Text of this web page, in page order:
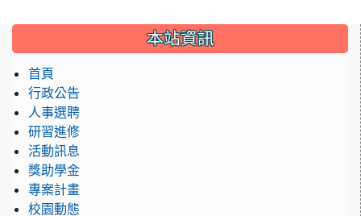
::: 本站資訊
首頁
行政公告
人事選聘
研習進修
活動訊息
獎助學金
專案計畫
校園動態